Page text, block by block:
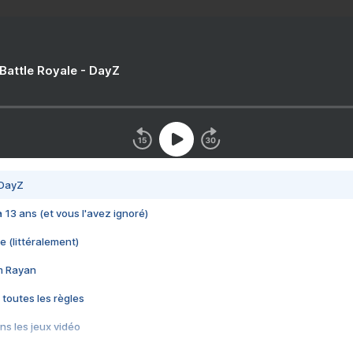
Royale - DayZ
13 ans (et vous l'avez ignoré)
(littéralement)
Rayan
toutes les règles
les jeux vidéo